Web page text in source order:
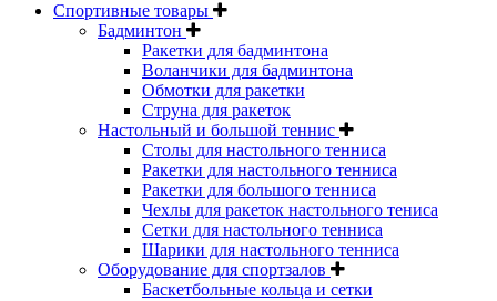
Спортивные товары
Бадминтон
Ракетки для бадминтона
Воланчики для бадминтона
Обмотки для ракетки
Струна для ракеток
Настольный и большой теннис
Столы для настольного тенниса
Ракетки для настольного тенниса
Ракетки для большого тенниса
Чехлы для ракеток настольного тениса
Сетки для настольного тенниса
Шарики для настольного тенниса
Оборудование для спортзалов
Баскетбольные кольца и сетки